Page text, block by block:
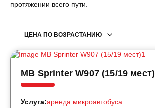
протяжении всего пути.
ЦЕНА ПО ВОЗРАСТАНИЮ
MB Sprinter W907 (15/19 мест)
Услуга:аренда микроавтобуса